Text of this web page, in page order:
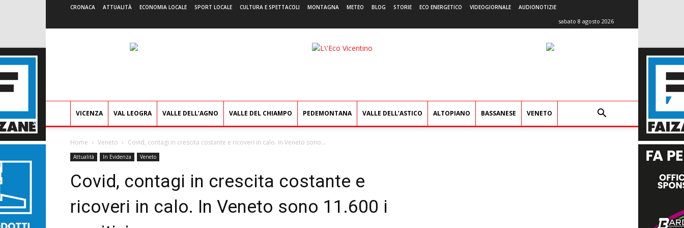
CRONACA ATTUALITÀ ECONOMIA LOCALE SPORT LOCALE CULTURA E SPETTACOLI MONTAGNA METEO BLOG STORIE ECO ENERGETICO VIDEOGIORNALE AUDIONOTIZIE
sabato 8 agosto 2026
L'Eco
VICENZA VAL LEOGRA VALLE DELL’AGNO VALLE DEL CHIAMPO PEDEMONTANA VALLE DELL’ASTICO ALTOPIANO BASSANESE VENETO
Home Veneto Covid, contagi in crescita costante e ricoveri in calo. In Veneto sono...
Attualità In Evidenza Veneto
Covid, contagi in crescita costante e
ricoveri in calo. In Veneto sono 11.600 i